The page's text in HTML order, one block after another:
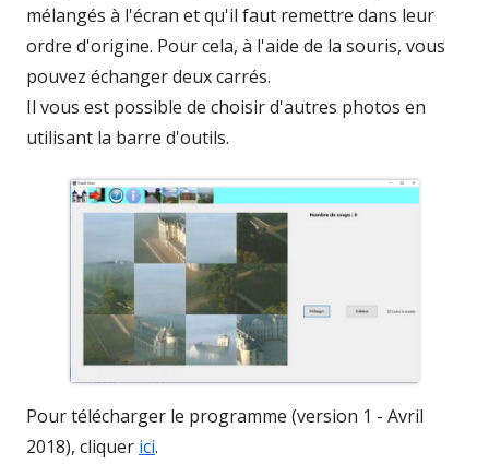
mélangés à l'écran et qu'il faut remettre dans leur
ordre d'origine. Pour cela, à l'aide de la souris, vous
pouvez échanger deux carrés.
Il vous est possible de choisir d'autres photos en
utilisant la barre d'outils.
Pour télécharger le programme (version 1 - Avril
2018), cliquer ici.